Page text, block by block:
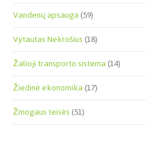
Vandenų apsauga(59)
Vytautas Nekrošius(18)
Žalioji transporto sistema(14)
Žiedinė ekonomika(17)
Žmogaus teisės(51)